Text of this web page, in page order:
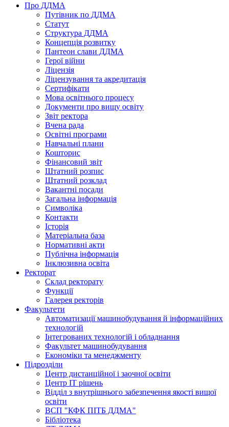
Про ДДМА
Путівник по ДДМА
Статут
Структура ДДМА
Концепція розвитку
Пантеон слави ДДМА
Герої війни
Ліцензія
Ліцензування та акредитація
Сертифікати
Мова освітнього процесу
Документи про вищу освіту
Звіт ректора
Вчена рада
Освітні програми
Навчальні плани
Кошторис
Фінансовий звіт
Штатний розпис
Штатний розклад
Вакантні посади
Загальна інформація
Символіка
Контакти
Історія
Матеріальна база
Нормативні акти
Публічна інформація
Інклюзивна освіта
Ректорат
Склад ректорату
Функції
Галерея ректорів
Факультети
Автоматизації машинобудування й інформаційних
технологій
Інтегрованих технологій і обладнання
Факультет машинобудування
Економіки та менеджменту
Підрозділи
Центр дистанційної і заочної освіти
Центр ІТ рішень
Відділ з внутрішнього забезпечення якості вищої
освіти
ВСП "КФК ПІТБ ДДМА"
Бібліотека